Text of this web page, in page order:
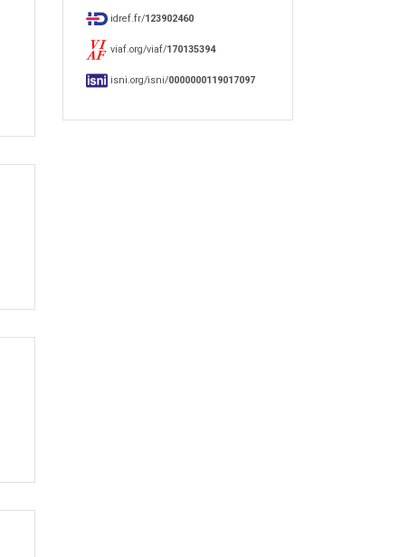
idref.fr/123902460
viaf.org/viaf/170135394
isni.org/isni/0000000119017097